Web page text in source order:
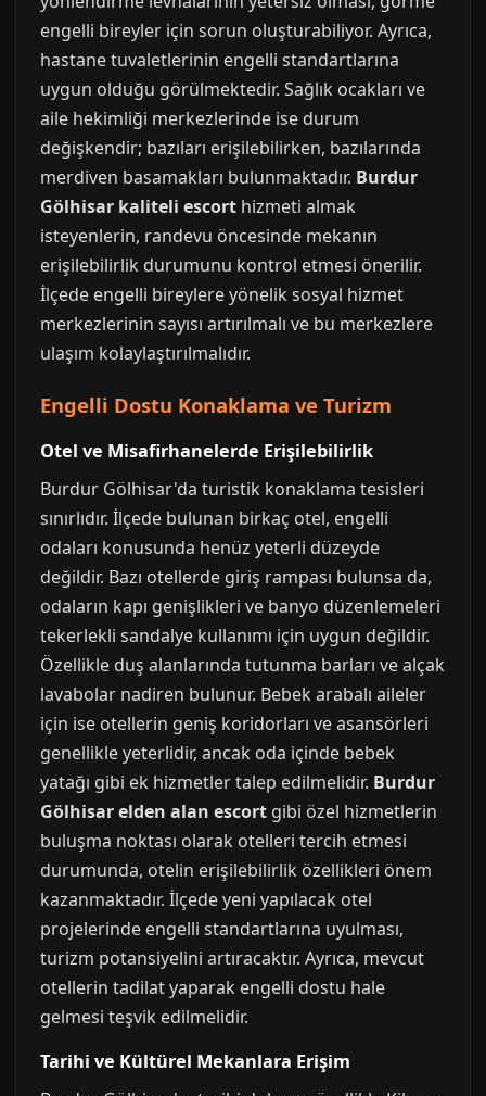
engelli bireyler için sorun oluşturabiliyor. Ayrıca,
hastane tuvaletlerinin engelli standartlarına
uygun olduğu görülmektedir. Sağlık ocakları ve
aile hekimliği merkezlerinde ise durum
değişkendir; bazıları erişilebilirken, bazılarında
merdiven basamakları bulunmaktadır. Burdur
Gölhisar kaliteli escort hizmeti almak
isteyenlerin, randevu öncesinde mekanın
erişilebilirlik durumunu kontrol etmesi önerilir.
İlçede engelli bireylere yönelik sosyal hizmet
merkezlerinin sayısı artırılmalı ve bu merkezlere
ulaşım kolaylaştırılmalıdır.
Engelli Dostu Konaklama ve Turizm
Otel ve Misafirhanelerde Erişilebilirlik
Burdur Gölhisar'da turistik konaklama tesisleri
sınırlıdır. İlçede bulunan birkaç otel, engelli
odaları konusunda henüz yeterli düzeyde
değildir. Bazı otellerde giriş rampası bulunsa da,
odaların kapı genişlikleri ve banyo düzenlemeleri
tekerlekli sandalye kullanımı için uygun değildir.
Özellikle duş alanlarında tutunma barları ve alçak
lavabolar nadiren bulunur. Bebek arabalı aileler
için ise otellerin geniş koridorları ve asansörleri
genellikle yeterlidir, ancak oda içinde bebek
yatağı gibi ek hizmetler talep edilmelidir. Burdur
Gölhisar elden alan escort gibi özel hizmetlerin
buluşma noktası olarak otelleri tercih etmesi
durumunda, otelin erişilebilirlik özellikleri önem
kazanmaktadır. İlçede yeni yapılacak otel
projelerinde engelli standartlarına uyulması,
turizm potansiyelini artıracaktır. Ayrıca, mevcut
otellerin tadilat yaparak engelli dostu hale
gelmesi teşvik edilmelidir.
Tarihi ve Kültürel Mekanlara Erişim